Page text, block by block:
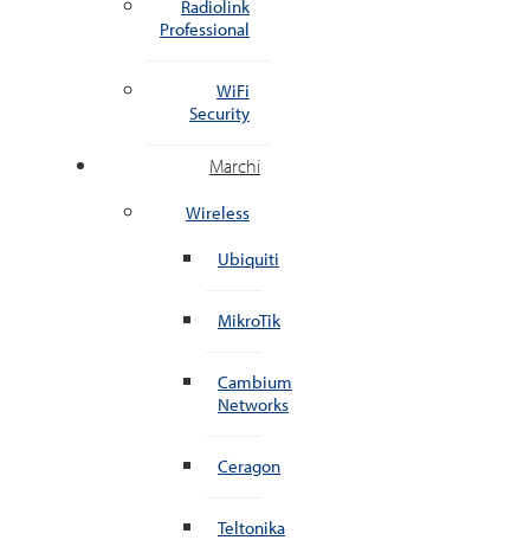
Radiolink
Professional
WiFi
Security
Marchi
Wireless
Ubiquiti
MikroTik
Cambium
Networks
Ceragon
Teltonika